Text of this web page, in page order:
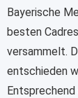
Bayerische
besten
versammelt.
entschieden